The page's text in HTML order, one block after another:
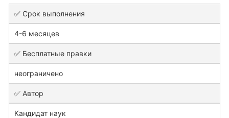
✅ Срок выполнения
4-6 месяцев
✅ Бесплатные правки
неограничено
✅ Автор
Кандидат наук